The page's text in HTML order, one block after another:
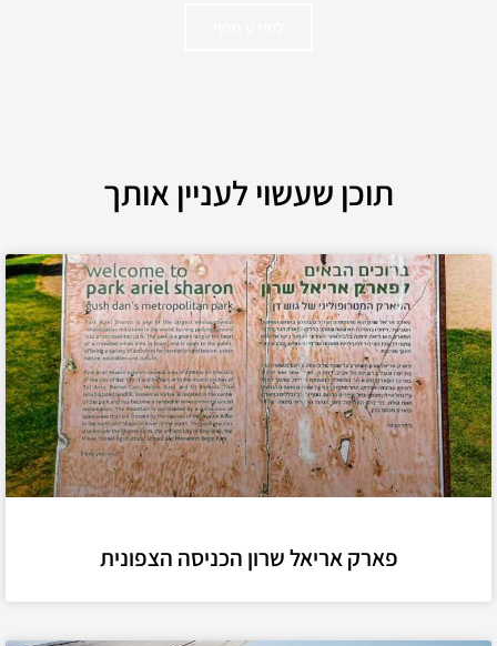
תוכן שעשוי לעניין אותך
פארק אריאל שרון הכניסה הצפונית